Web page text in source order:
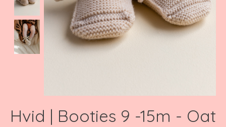
Hvid | Booties 9 -15m - Oat